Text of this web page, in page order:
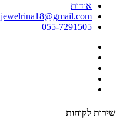
אודות
jewelrina18@gmail.com
055-7291505
שירות לקוחות